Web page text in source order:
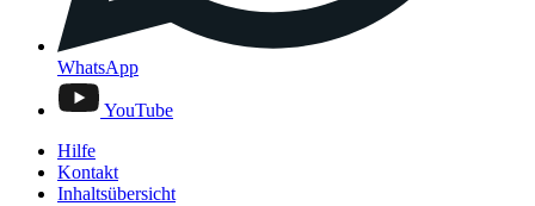
WhatsApp
YouTube
Hilfe
Kontakt
Inhaltsübersicht